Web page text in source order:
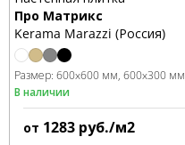
Про Матрикс
Kerama Marazzi (Россия)
Размер: 600x600 мм 600x300 мм
В наличии
от 1283 руб./м2